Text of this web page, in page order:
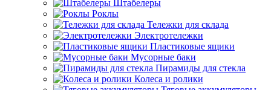
Штабелеры
Роклы
Тележки для склада
Электротележки
Пластиковые ящики
Мусорные баки
Пирамиды для стекла
Колеса и ролики